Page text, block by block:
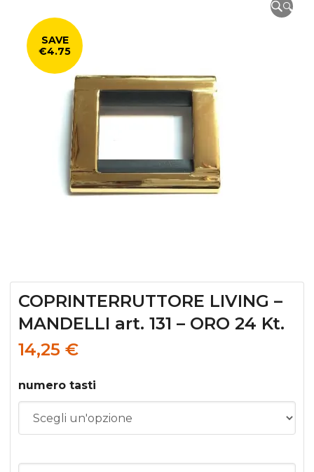
SAVE
€4.75
🔍
COPRINTERRUTTORE LIVING –
MANDELLI art. 131 – ORO 24 Kt.
14,25 €
numero tasti